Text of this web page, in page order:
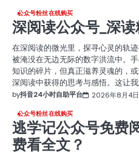
公众号粉丝在线购买
深阅读公众号_深
在深阅读的微光里，探寻心灵的轨
被淹没在无边无际的数字洪流中。
知识的碎片，但真正滋养灵魂的，
深阅读中获得的思考与感悟。这让
by抖音24小时自助平台 2026年8月4日
公众号粉丝在线购买
逃学记公众号免费
费看全文？